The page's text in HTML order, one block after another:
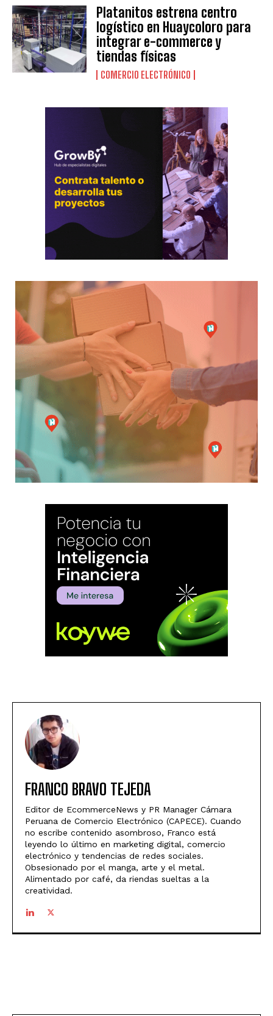
Platanitos estrena centro
logístico en Huaycoloro para
integrar e-commerce y
tiendas físicas
COMERCIO ELECTRÓNICO
FRANCO BRAVO TEJEDA
Editor de EcommerceNews y PR Manager Cámara
Peruana de Comercio Electrónico (CAPECE). Cuando
no escribe contenido asombroso, Franco está
leyendo lo último en marketing digital, comercio
electrónico y tendencias de redes sociales.
Obsesionado por el manga, arte y el metal.
Alimentado por café, da riendas sueltas a la
creatividad.